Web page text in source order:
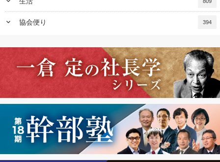
809
keyboard_arrow_down 協会便り 394